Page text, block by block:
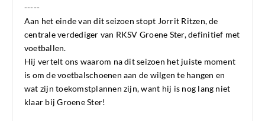
-----
Aan het einde van dit seizoen stopt Jorrit Ritzen, de
centrale verdediger van RKSV Groene Ster, definitief met
voetballen.
Hij vertelt ons waarom na dit seizoen het juiste moment
is om de voetbalschoenen aan de wilgen te hangen en
wat zijn toekomstplannen zijn, want hij is nog lang niet
klaar bij Groene Ster!